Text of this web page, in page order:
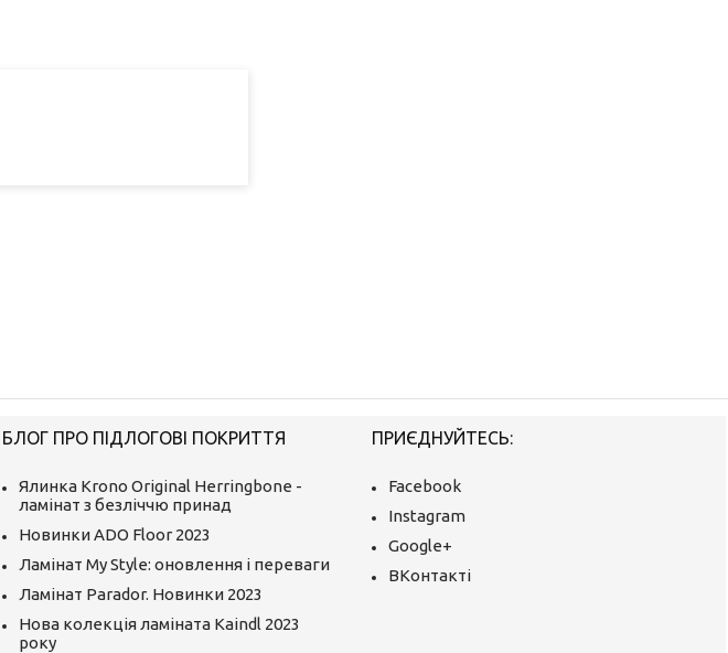
БЛОГ ПРО ПІДЛОГОВІ ПОКРИТТЯ
Ялинка Krono Original Herringbone -
ламінат з безліччю принад
Новинки ADO Floor 2023
Ламінат My Style: оновлення і переваги
Ламінат Parador. Новинки 2023
Нова колекція ламіната Kaindl 2023
року
ПРИЄДНУЙТЕСЬ:
Facebook
Instagram
Google+
ВКонтакті